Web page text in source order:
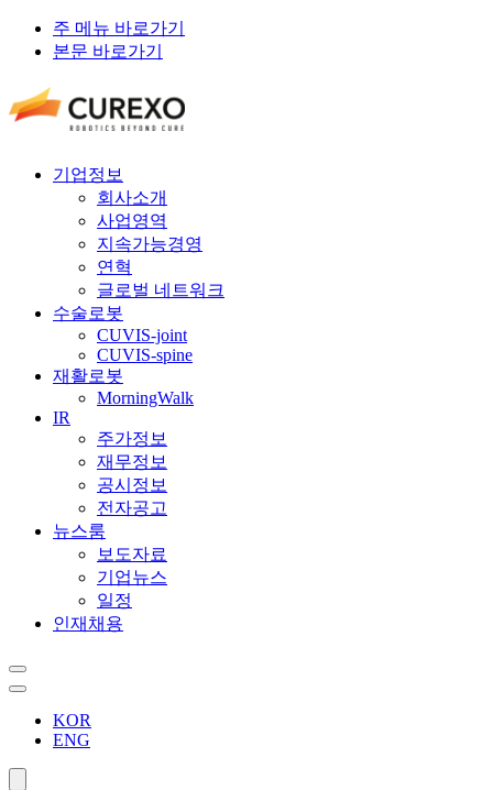
주 메뉴 바로가기
본문 바로가기
기업정보
회사소개
사업영역
지속가능경영
연혁
글로벌 네트워크
수술로봇
CUVIS-joint
CUVIS-spine
재활로봇
MorningWalk
IR
주가정보
재무정보
공시정보
전자공고
뉴스룸
보도자료
기업뉴스
일정
인재채용
KOR
ENG